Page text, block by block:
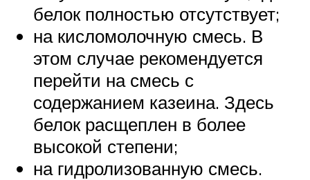
белок полностью отсутствует;
на кисломолочную смесь. В
этом случае рекомендуется
перейти на смесь с
содержанием казеина. Здесь
белок расщеплен в более
высокой степени;
на гидролизованную смесь.